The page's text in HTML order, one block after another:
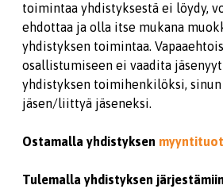
toimintaa yhdistyksestä ei löydy,
ehdottaa ja olla itse mukana
yhdistyksen toimintaa.
osallistumiseen ei vaadita
yhdistyksen toimihenkilöksi,
jäsen/liittyä jäseneksi.
Ostamalla yhdistyksen
Tulemalla yhdistyksen